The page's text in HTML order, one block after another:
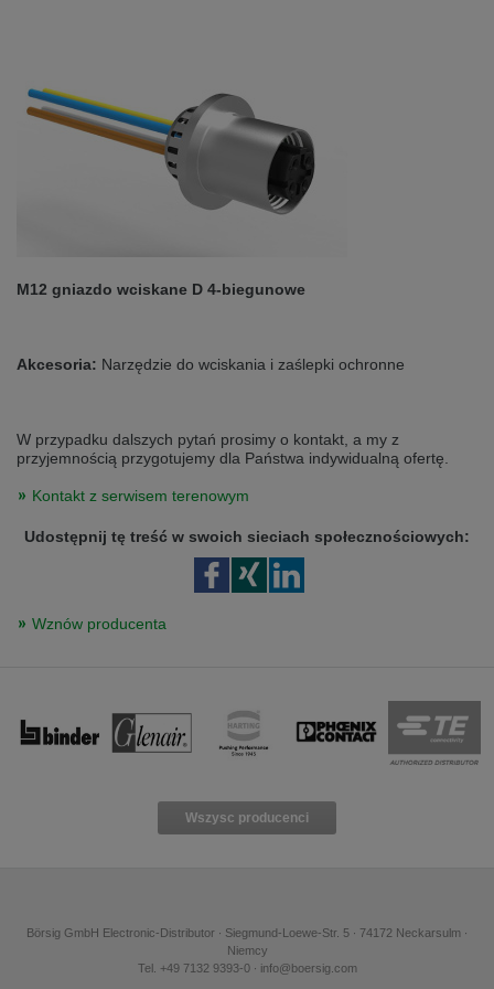
M12 gniazdo wciskane D 4-biegunowe
Akcesoria: Narzędzie do wciskania i zaślepki ochronne
W przypadku dalszych pytań prosimy o kontakt, a my z
przyjemnością przygotujemy dla Państwa indywidualną ofertę.
Kontakt z serwisem terenowym
Udostępnij tę treść w swoich sieciach społecznościowych:
Wznów producenta
Wszysc producenci
Börsig GmbH Electronic-Distributor ∙ Siegmund-Loewe-Str. 5 ∙ 74172 Neckarsulm ∙
Niemcy
Tel. +49 7132 9393-0 ∙ info@boersig.com